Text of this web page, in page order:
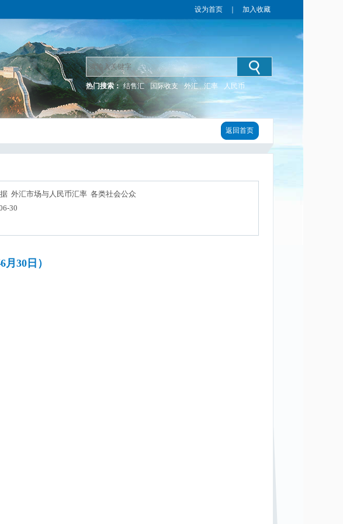
设为首页 加入收藏
热门搜索： 结售汇 国际收支 外汇 汇率 人民币
返回首页
外汇市场与人民币汇率 各类社会公众
30
30日）